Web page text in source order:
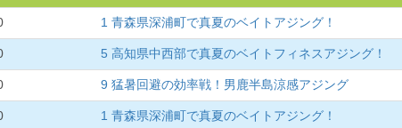
1 青森県深浦町で真夏のベイトアジング！
5 高知県中西部で真夏のベイトフィネスアジング！
9 猛暑回避の効率戦！男鹿半島涼感アジング
1 青森県深浦町で真夏のベイトアジング！